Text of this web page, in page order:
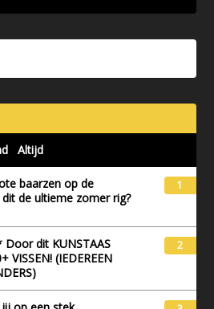
Altijd
baarzen op de
de ultieme zomer rig?
1
dit KUNSTAAS
VISSEN! (IEDEREEN
2